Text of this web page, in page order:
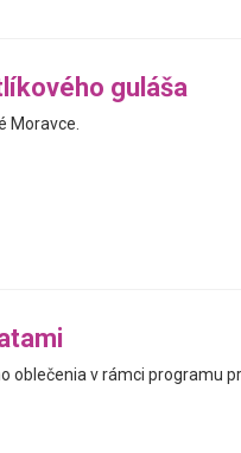
guláša
Moravce.
oblečenia v rámci programu